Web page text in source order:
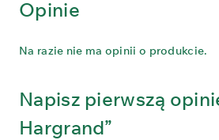
Opinie
Na razie nie ma opinii o produkcie.
Napisz pierwszą
Hargrand”